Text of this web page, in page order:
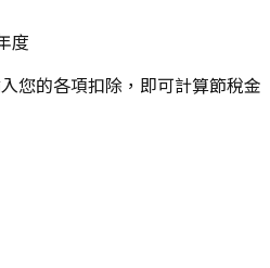
度
入您的各項扣除，即可計算節稅金